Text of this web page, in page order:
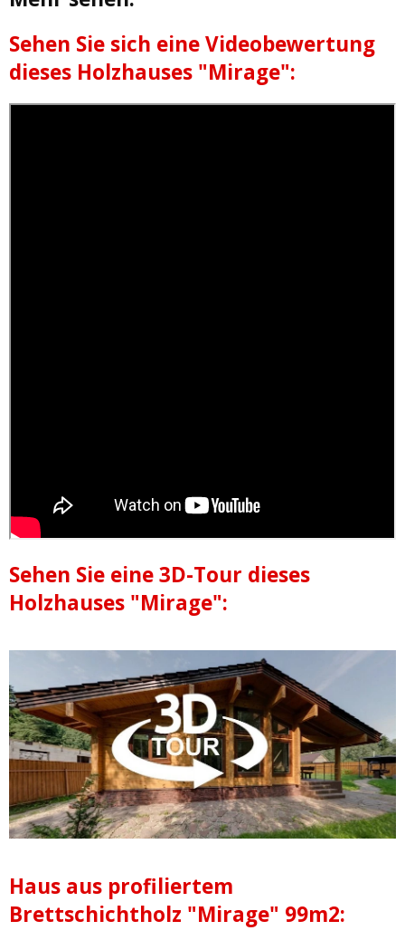
Sehen Sie sich eine Videobewertung
dieses Holzhauses "Mirage":
Sehen Sie eine 3D-Tour dieses
Holzhauses "Mirage":
Haus aus profiliertem
Brettschichtholz "Mirage" 99m2: